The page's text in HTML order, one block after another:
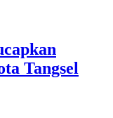
Tangsel